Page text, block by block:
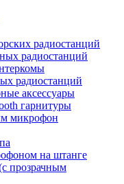
радиостанций
радиостанций
радиостанций
аксессуары
гарнитуры
микрофон
на штанге
прозрачным